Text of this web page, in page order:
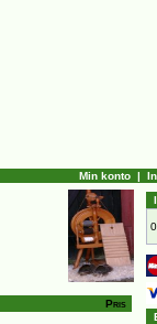
Min konto |
Pris